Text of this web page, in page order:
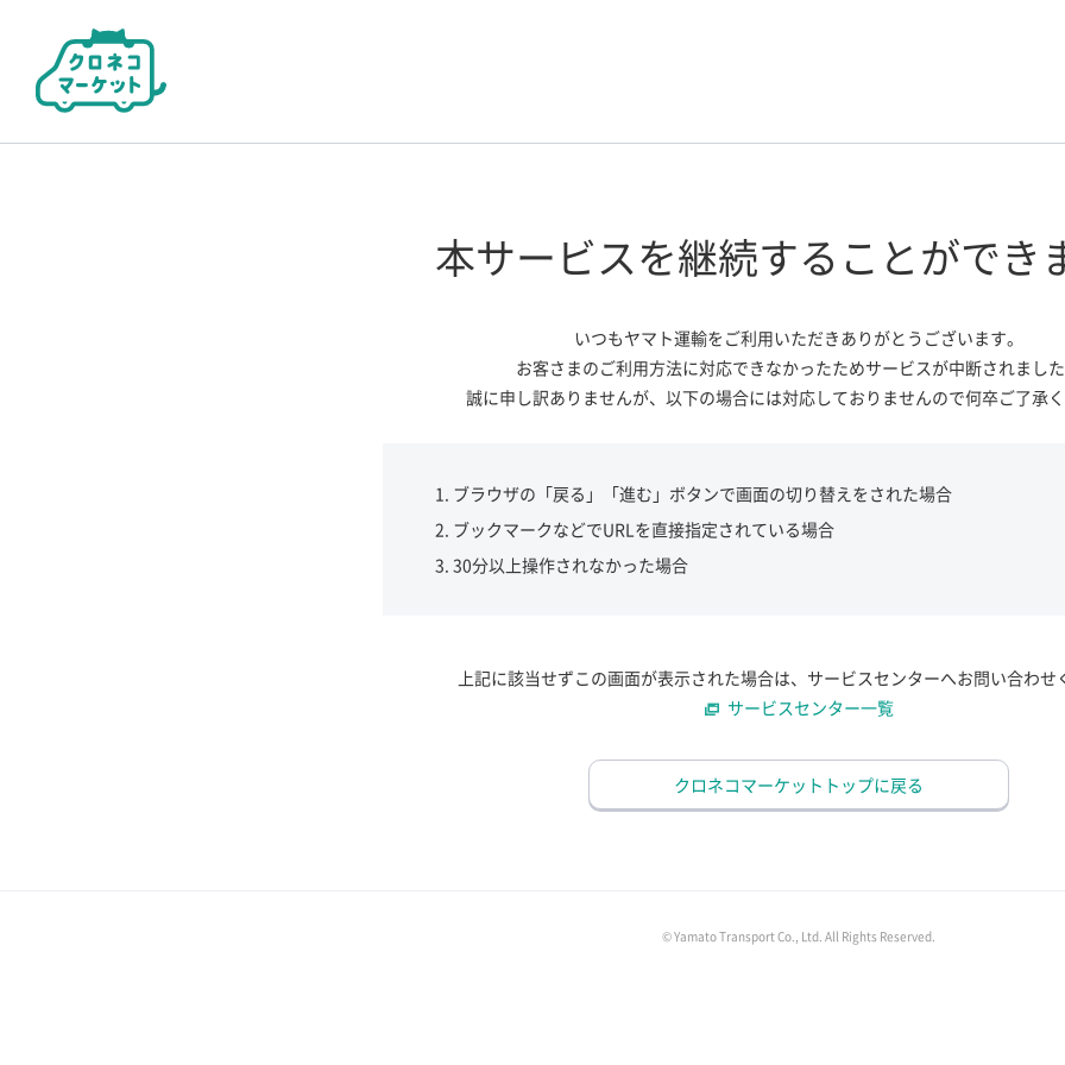
本サービスを継続する ことができ
いつもヤマト運輸をご利用いただきありがとうございます。
お客さまのご利用方法に対応できなかったためサービスが中断されました
誠に申し訳ありませんが、 以下の場合には対応しておりませんので何卒ご了承く
ブラウザの「戻る」「進む」ボタンで画面の切り替えをされた場合
ブックマークなどでURLを直接指定されている場合
30分以上操作されなかった場合
上記に該当せずこの画面が表示された場合は、サービスセンターへお問い合わせ
サービスセンター一覧
クロネコマーケットトップに戻る
© Yamato Transport Co., Ltd. All Rights Reserved.